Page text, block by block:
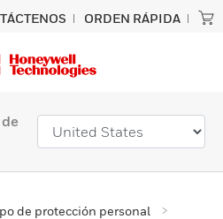
ORDEN RÁPIDA
de protección personal